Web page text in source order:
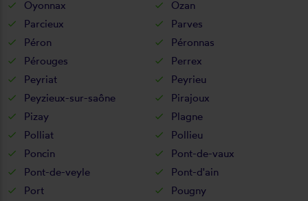
Oyonnax
Ozan
Parcieux
Parves
Péron
Péronnas
Pérouges
Perrex
Peyriat
Peyrieu
Peyzieux-sur-saône
Pirajoux
Pizay
Plagne
Polliat
Pollieu
Poncin
Pont-de-vaux
Pont-de-veyle
Pont-d'ain
Port
Pougny